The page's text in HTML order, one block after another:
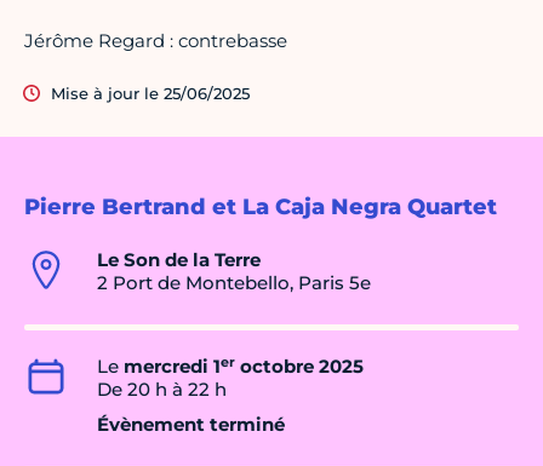
Pierre Bertrand et La Caja Negra Quartet
Le Son de la Terre
2 Port de Montebello, Paris 5e
Le mercredi 1er octobre 2025
De 20 h à 22 h
Évènement terminé
Jérôme Regard : contrebasse
Mise à jour le 25/06/2025